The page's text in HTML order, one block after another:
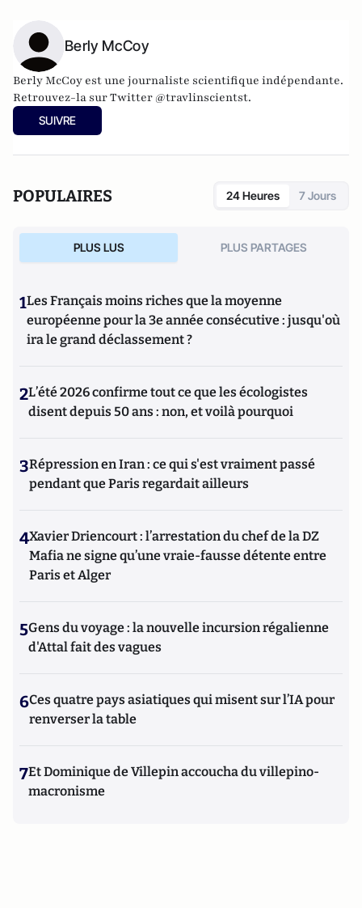
Berly McCoy
Berly McCoy est une journaliste scientifique indépendante.
Retrouvez-la sur Twitter @travlinscientst.
SUIVRE
POPULAIRES 24 Heures 7 Jours
PLUS LUS PLUS PARTAGES
1Les Français moins riches que la moyenne
européenne pour la 3e année consécutive : jusqu'où
ira le grand déclassement ?
2L’été 2026 confirme tout ce que les écologistes
disent depuis 50 ans : non, et voilà pourquoi
3Répression en Iran : ce qui s'est vraiment passé
pendant que Paris regardait ailleurs
4Xavier Driencourt : l’arrestation du chef de la DZ
Mafia ne signe qu’une vraie-fausse détente entre
Paris et Alger
5Gens du voyage : la nouvelle incursion régalienne
d'Attal fait des vagues
6Ces quatre pays asiatiques qui misent sur l’IA pour
renverser la table
7Et Dominique de Villepin accoucha du villepino-
macronisme